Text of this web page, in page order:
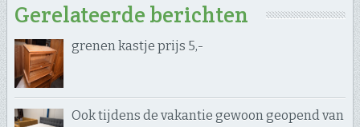
Gerelateerde berichten
grenen kastje prijs 5,-
Ook tijdens de vakantie gewoon geopend van